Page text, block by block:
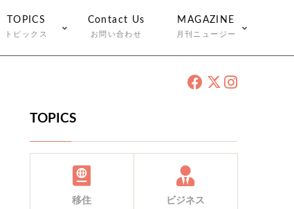
TOPICS
トピックス
Contact Us
お問い合わせ
MAGAZINE
月刊ニュージー
TOPICS
移住 ビジネス